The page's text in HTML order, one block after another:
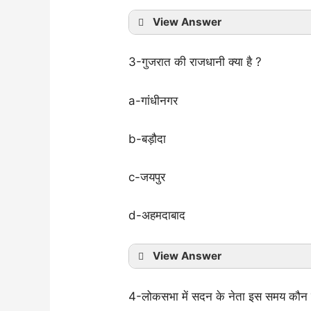
View Answer
3-गुजरात की राजधानी क्या है ?
a-गांधीनगर
b-बड़ौदा
c-जयपुर
d-अहमदाबाद
View Answer
4-लोकसभा में सदन के नेता इस समय कौन